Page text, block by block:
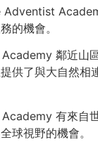
的機會。
鄰近山
供了與大自然相
有來自
球視野的機會。